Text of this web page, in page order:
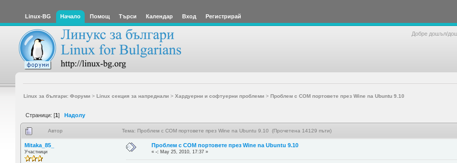
Linux-BG Начало Помощ Търси Календар Вход Регистрирай
Добре дошъл/
Linux за българи: Форуми> Linux секция за напреднали> Хардуерни и софтуерни проблеми> Проблем с COM портовете през Wine na Ubuntu 9.10
Страници: [1] Надолу
Автор Тема: Проблем с COM портовете през Wine na Ubuntu 9.10 (Прочетена 14129 пъти)
Mitaka_85_
Участници
Проблем с COM портовете през Wine na Ubuntu 9.10
«-: May 25, 2010, 17:37 »